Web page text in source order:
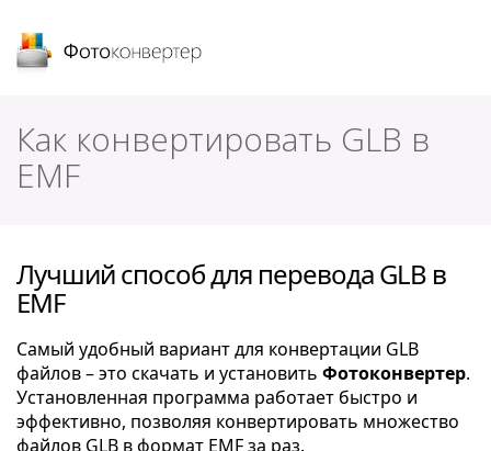
Как конвертировать GLB в
EMF
Лучший способ для перевода GLB в
EMF
Самый удобный вариант для конвертации GLB
файлов – это скачать и установить Фотоконвертер.
Установленная программа работает быстро и
эффективно, позволяя конвертировать множество
файлов GLB в формат EMF за раз.